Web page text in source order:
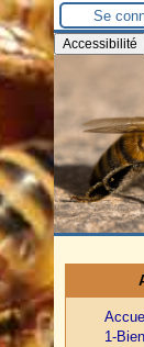
Se
Accessibilité
1-